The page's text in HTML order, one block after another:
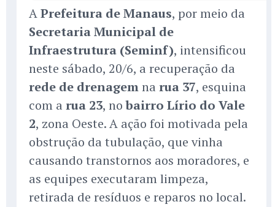
APrefeitura de Manaus, por meio da
Secretaria Municipal de
Infraestrutura (Seminf), intensificou
neste sábado, 20/6, a recuperação da
rede de drenagemna rua 37, esquina
com a rua 23, nobairro Lírio do Vale
2, zona Oeste. A ação foi motivada pela
obstrução da tubulação, que vinha
causando transtornos aos moradores, e
as equipes executaram limpeza,
retirada de resíduos e reparos no local.